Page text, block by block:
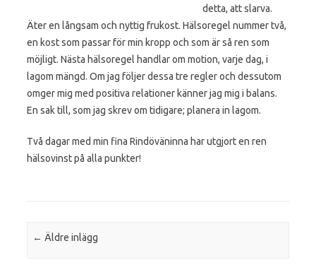
detta, att slarva.
Äter en långsam och nyttig frukost. Hälsoregel nummer två,
en kost som passar för min kropp och som är så ren som
möjligt. Nästa hälsoregel handlar om motion, varje dag, i
lagom mängd. Om jag följer dessa tre regler och dessutom
omger mig med positiva relationer känner jag mig i balans.
En sak till, som jag skrev om tidigare; planera in lagom.
Två dagar med min fina Rindöväninna har utgjort en ren
hälsovinst på alla punkter!
Post navigation
← Äldre inlägg